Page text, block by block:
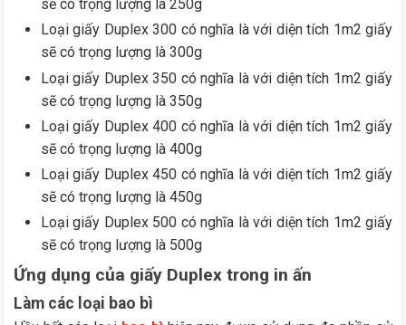
sẽ có trọng lượng là 250g
Loại giấy Duplex 300 có nghĩa là với diện tích 1m2 giấy
sẽ có trọng lượng là 300g
Loại giấy Duplex 350 có nghĩa là với diện tích 1m2 giấy
sẽ có trọng lượng là 350g
Loại giấy Duplex 400 có nghĩa là với diện tích 1m2 giấy
sẽ có trọng lượng là 400g
Loại giấy Duplex 450 có nghĩa là với diện tích 1m2 giấy
sẽ có trọng lượng là 450g
Loại giấy Duplex 500 có nghĩa là với diện tích 1m2 giấy
sẽ có trọng lượng là 500g
Ứng dụng của giấy Duplex trong in ấn
Làm các loại bao bì